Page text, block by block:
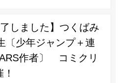
しました】つくばみ
〔少年ジャンプ＋連
作者〕 コミクリ